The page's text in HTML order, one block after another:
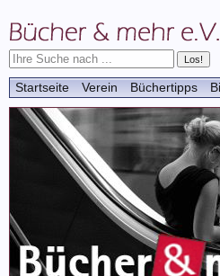
Startseite Verein Büchertipps